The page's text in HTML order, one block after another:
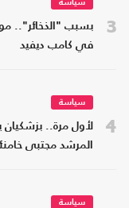
3
سياسة
بسبب "الذخائر"..
في كامب ديفيد
4
سياسة
لأول مرة..
المرشد مجتبى
سياسة